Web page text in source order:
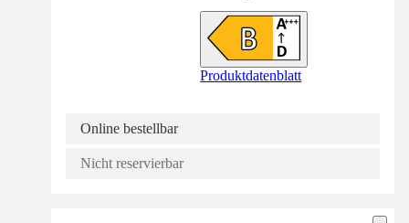
Produktdatenblatt
Online bestellbar
Nicht reservierbar